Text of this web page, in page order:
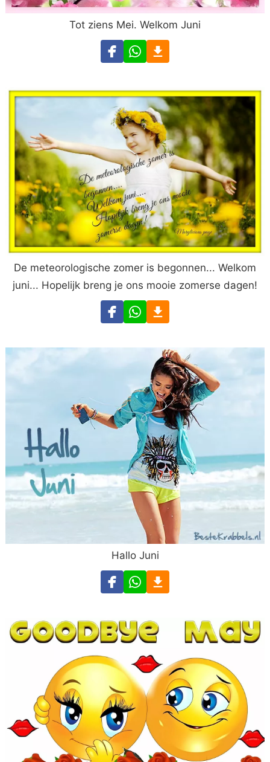
Tot ziens Mei. Welkom Juni
De meteorologische zomer is begonnen... Welkom
juni... Hopelijk breng je ons mooie zomerse dagen!
Hallo Juni